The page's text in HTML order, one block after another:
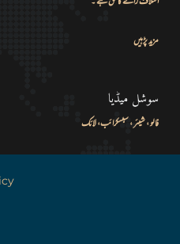
مزید پڑہیں
سوشل میڈیا
فالو ، شیئر ، سبسکرائب، لائک